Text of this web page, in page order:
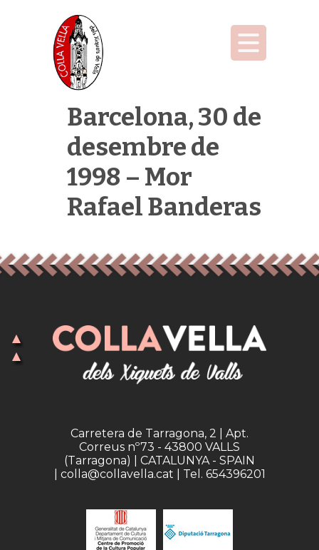
Barcelona, 30 de
desembre de
1998 – Mor
Rafael Banderas
Carretera de Tarragona, 2 | Apt.
Correus nº73 - 43800 VALLS
(Tarragona) | CATALUNYA - SPAIN
| colla@collavella.cat | Tel. 654396201